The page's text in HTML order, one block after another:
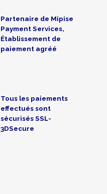
Partenaire de Mipise
Payment Services,
Établissement de
paiement agréé
Tous les paiements
effectués sont
sécurisés SSL-
3DSecure